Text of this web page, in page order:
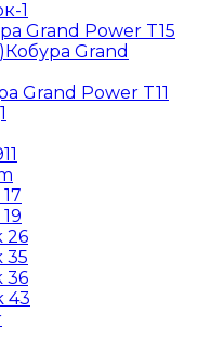
1
Grand Power T15
Кобура Grand
Grand Power T11
26
35
36
43